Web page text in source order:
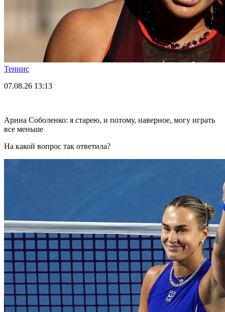
Теннис
07.08.26 13:13
Арина Соболенко: я старею, и потому, наверное, могу играть
все меньше
На какой вопрос так ответила?